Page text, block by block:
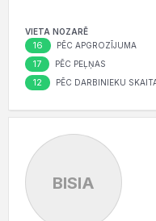
VIETA NOZARĒ
16 PĒC APGROZĪJUMA
17 PĒC PEĻŅAS
12 PĒC DARBINIEKU
BISIA